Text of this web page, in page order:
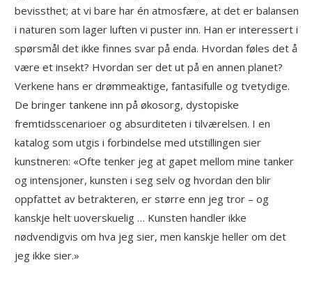
bevissthet; at vi bare har én atmosfære, at det er balansen
i naturen som lager luften vi puster inn. Han er interessert i
spørsmål det ikke finnes svar på enda. Hvordan føles det å
være et insekt? Hvordan ser det ut på en annen planet?
Verkene hans er drømmeaktige, fantasifulle og tvetydige.
De bringer tankene inn på økosorg, dystopiske
fremtidsscenarioer og absurditeten i tilværelsen. I en
katalog som utgis i forbindelse med utstillingen sier
kunstneren: «Ofte tenker jeg at gapet mellom mine tanker
og intensjoner, kunsten i seg selv og hvordan den blir
oppfattet av betrakteren, er større enn jeg tror – og
kanskje helt uoverskuelig … Kunsten handler ikke
nødvendigvis om hva jeg sier, men kanskje heller om det
jeg ikke sier.»